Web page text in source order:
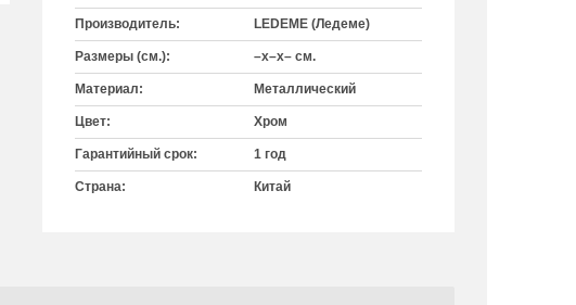
Производитель: LEDEME (Ледеме)
Размеры (см.): –x–x– см.
Материал: Металлический
Цвет: Хром
Гарантийный срок: 1 год
Страна: Китай